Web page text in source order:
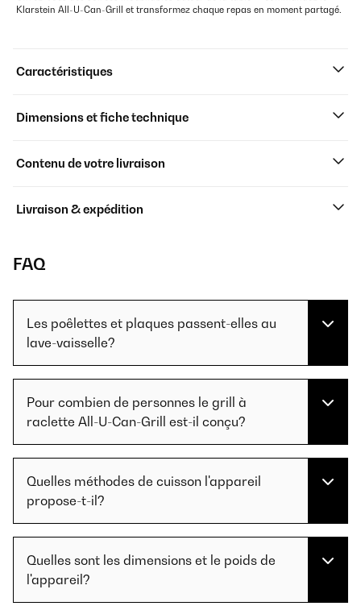
Klarstein All-U-Can-Grill et transformez chaque repas en moment partagé.
Caractéristiques
Dimensions et fiche technique
Contenu de votre livraison
Livraison & expédition
FAQ
Les poêlettes et plaques passent-elles au
lave-vaisselle?
Pour combien de personnes le grill à
raclette All-U-Can-Grill est-il conçu?
Quelles méthodes de cuisson l'appareil
propose-t-il?
Quelles sont les dimensions et le poids de
l'appareil?